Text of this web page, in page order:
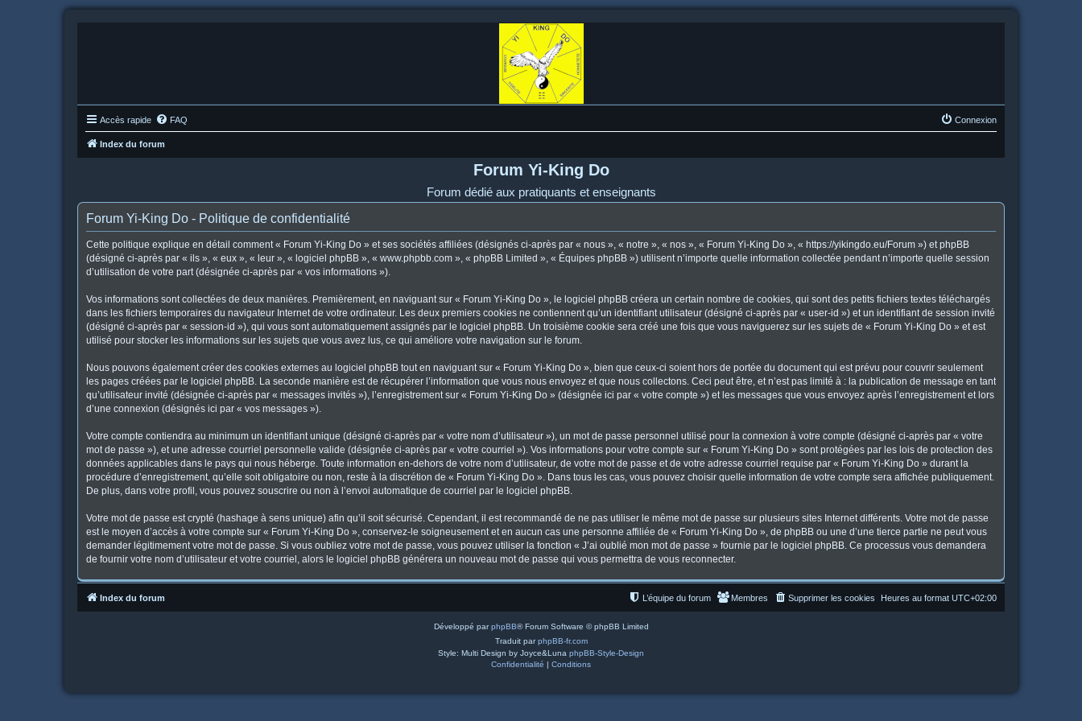
Accès rapide FAQ Connexion
Index du forum
Forum Yi-King Do
Forum dédié aux pratiquants et enseignants
Forum Yi-King Do - Politique de confidentialité
Cette politique explique en détail comment « Forum Yi-King Do » et ses sociétés affiliées (désignés ci-après par « nous », « notre », « nos », « Forum Yi-King Do », « https://yikingdo.eu/Forum ») et phpBB
(désigné ci-après par « ils », « eux », « leur », « logiciel phpBB », « www.phpbb.com », « phpBB Limited », « Équipes phpBB ») utilisent n’importe quelle information collectée pendant n’importe quelle session
d’utilisation de votre part (désignée ci-après par « vos informations »).
Vos informations sont collectées de deux manières. Premièrement, en naviguant sur « Forum Yi-King Do », le logiciel phpBB créera un certain nombre de cookies, qui sont des petits fichiers textes téléchargés
dans les fichiers temporaires du navigateur Internet de votre ordinateur. Les deux premiers cookies ne contiennent qu’un identifiant utilisateur (désigné ci-après par « user-id ») et un identifiant de session invité
(désigné ci-après par « session-id »), qui vous sont automatiquement assignés par le logiciel phpBB. Un troisième cookie sera créé une fois que vous naviguerez sur les sujets de « Forum Yi-King Do » et est
utilisé pour stocker les informations sur les sujets que vous avez lus, ce qui améliore votre navigation sur le forum.
Nous pouvons également créer des cookies externes au logiciel phpBB tout en naviguant sur « Forum Yi-King Do », bien que ceux-ci soient hors de portée du document qui est prévu pour couvrir seulement
les pages créées par le logiciel phpBB. La seconde manière est de récupérer l’information que vous nous envoyez et que nous collectons. Ceci peut être, et n’est pas limité à : la publication de message en tant
qu’utilisateur invité (désignée ci-après par « messages invités »), l’enregistrement sur « Forum Yi-King Do » (désignée ici par « votre compte ») et les messages que vous envoyez après l’enregistrement et lors
d’une connexion (désignés ici par « vos messages »).
Votre compte contiendra au minimum un identifiant unique (désigné ci-après par « votre nom d’utilisateur »), un mot de passe personnel utilisé pour la connexion à votre compte (désigné ci-après par « votre
mot de passe »), et une adresse courriel personnelle valide (désignée ci-après par « votre courriel »). Vos informations pour votre compte sur « Forum Yi-King Do » sont protégées par les lois de protection des
données applicables dans le pays qui nous héberge. Toute information en-dehors de votre nom d’utilisateur, de votre mot de passe et de votre adresse courriel requise par « Forum Yi-King Do » durant la
procédure d’enregistrement, qu’elle soit obligatoire ou non, reste à la discrétion de « Forum Yi-King Do ». Dans tous les cas, vous pouvez choisir quelle information de votre compte sera affichée publiquement.
De plus, dans votre profil, vous pouvez souscrire ou non à l’envoi automatique de courriel par le logiciel phpBB.
Votre mot de passe est crypté (hashage à sens unique) afin qu’il soit sécurisé. Cependant, il est recommandé de ne pas utiliser le même mot de passe sur plusieurs sites Internet différents. Votre mot de passe
est le moyen d’accès à votre compte sur « Forum Yi-King Do », conservez-le soigneusement et en aucun cas une personne affiliée de « Forum Yi-King Do », de phpBB ou une d’une tierce partie ne peut vous
demander légitimement votre mot de passe. Si vous oubliez votre mot de passe, vous pouvez utiliser la fonction « J’ai oublié mon mot de passe » fournie par le logiciel phpBB. Ce processus vous demandera
de fournir votre nom d’utilisateur et votre courriel, alors le logiciel phpBB générera un nouveau mot de passe qui vous permettra de vous reconnecter.
Index du forum Heures au format UTC+02:00
Supprimer les cookies
Membres
L’équipe du forum
Développé parphpBB® Forum Software © phpBB Limited
Traduit parphpBB-fr.com
Style: Multi Design by Joyce&Luna phpBB-Style-Design
Confidentialité | Conditions